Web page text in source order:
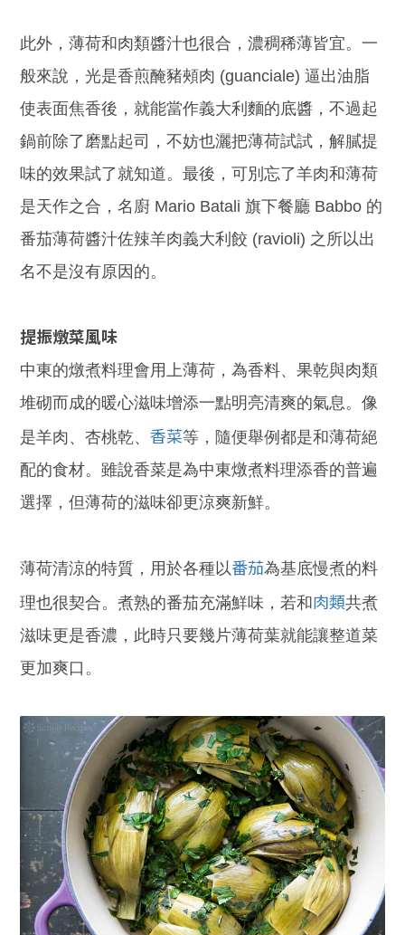
此外，薄荷和肉類醬汁也很合，濃稠稀薄皆宜。一
般來說，光是香煎醃豬頰肉 (guanciale) 逼出油脂
使表面焦香後，就能當作義大利麵的底醬，不過起
鍋前除了磨點起司，不妨也灑把薄荷試試，解膩提
味的效果試了就知道。最後，可別忘了羊肉和薄荷
是天作之合，名廚 Mario Batali 旗下餐廳 Babbo 的
番茄薄荷醬汁佐辣羊肉義大利餃 (ravioli) 之所以出
名不是沒有原因的。
提振燉菜風味
中東的燉煮料理會用上薄荷，為香料、果乾與肉類
堆砌而成的暖心滋味增添一點明亮清爽的氣息。像
是羊肉、杏桃乾、 香菜等，隨便舉例都是和薄荷絕
配的食材。雖說香菜是為中東燉煮料理添香的普遍
選擇，但薄荷的滋味卻更涼爽新鮮。
薄荷清涼的特質，用於各種以番茄為基底慢煮的料
理也很契合。煮熟的番茄充滿鮮味，若和肉類共煮
滋味更是香濃，此時只要幾片薄荷葉就能讓整道菜
更加爽口。